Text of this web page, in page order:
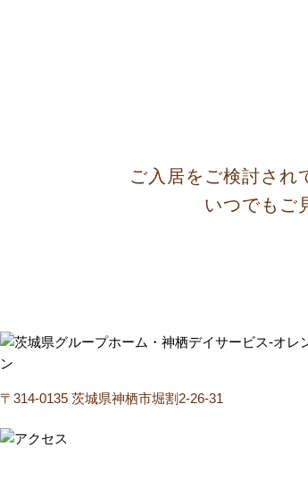
ご入居をご検討され
いつでもご
〒314-0135 茨城県神栖市堀割2-26-31